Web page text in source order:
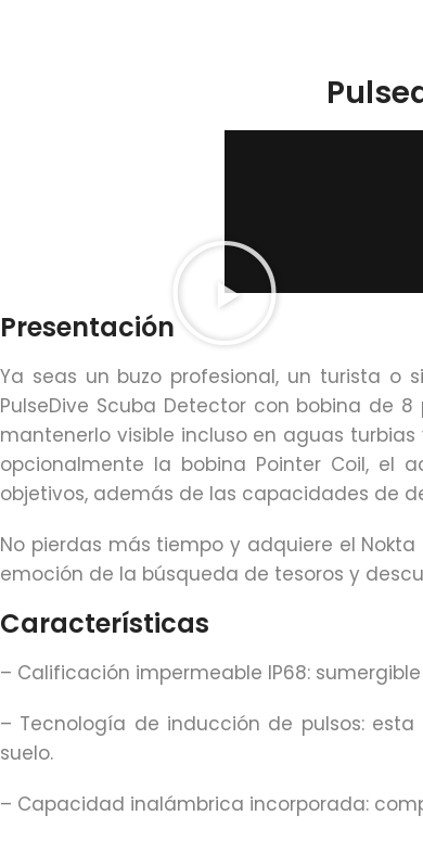
Presentación
Ya seas un buzo profesional, un turista o
PulseDive Scuba Detector con bobina de
mantenerlo visible incluso en aguas
opcionalmente la bobina Pointer Coil, el
objetivos, además de las capacidades de
No pierdas más tiempo y adquiere el
emoción de la búsqueda de tesoros y
Características
– Calificación impermeable IP68:
– Tecnología de inducción de pulsos:
suelo.
– Capacidad inalámbrica incorporada: